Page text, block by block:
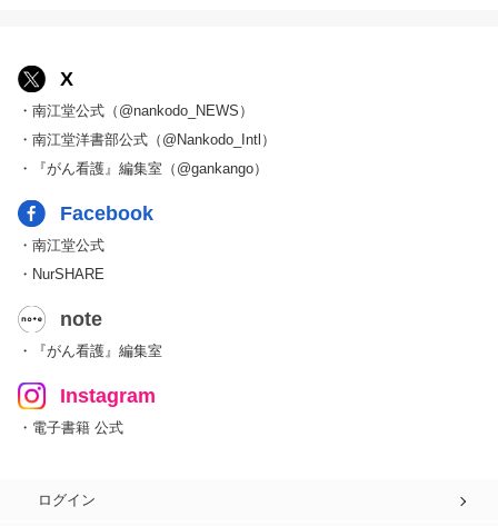
X
・南江堂公式（@nankodo_NEWS）
・南江堂洋書部公式（@Nankodo_Intl）
・『がん看護』編集室（@gankango）
Facebook
・南江堂公式
・NurSHARE
note
・『がん看護』編集室
Instagram
・電子書籍 公式
ログイン